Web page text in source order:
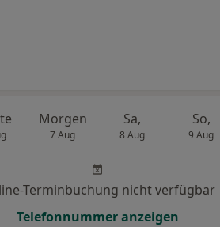
Morgen
7 Aug
Sa,
8 Aug
So,
9 Aug
Terminbuchung nicht verfügbar
Telefonnummer anzeigen